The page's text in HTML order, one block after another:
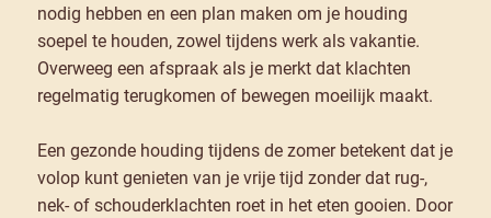
nodig hebben en een plan maken om je houding
soepel te houden, zowel tijdens werk als vakantie.
Overweeg een afspraak als je merkt dat klachten
regelmatig terugkomen of bewegen moeilijk maakt.
Een gezonde houding tijdens de zomer betekent dat je
volop kunt genieten van je vrije tijd zonder dat rug-,
nek- of schouderklachten roet in het eten gooien. Door